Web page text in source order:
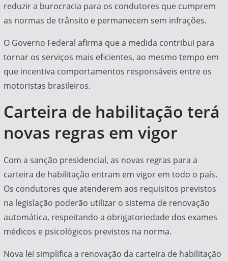
reduzir a burocracia para os condutores que cumprem
as normas de trânsito e permanecem sem infrações.
O Governo Federal afirma que a medida contribui para
tornar os serviços mais eficientes, ao mesmo tempo em
que incentiva comportamentos responsáveis entre os
motoristas brasileiros.
Carteira de habilitação terá
novas regras em vigor
Com a sanção presidencial, as novas regras para a
carteira de habilitação entram em vigor em todo o país.
Os condutores que atenderem aos requisitos previstos
na legislação poderão utilizar o sistema de renovação
automática, respeitando a obrigatoriedade dos exames
médicos e psicológicos previstos na norma.
Nova lei simplifica a renovação da carteira de habilitação